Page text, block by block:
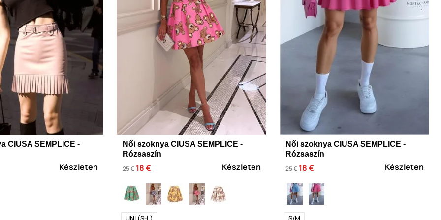
CIUSA SEMPLICE -
Készleten
Női szoknya CIUSA SEMPLICE -
Rózsaszín
25 € 18 € Készleten
Női szoknya CIUSA SEMPLICE -
Rózsaszín
25 € 18 € Készleten